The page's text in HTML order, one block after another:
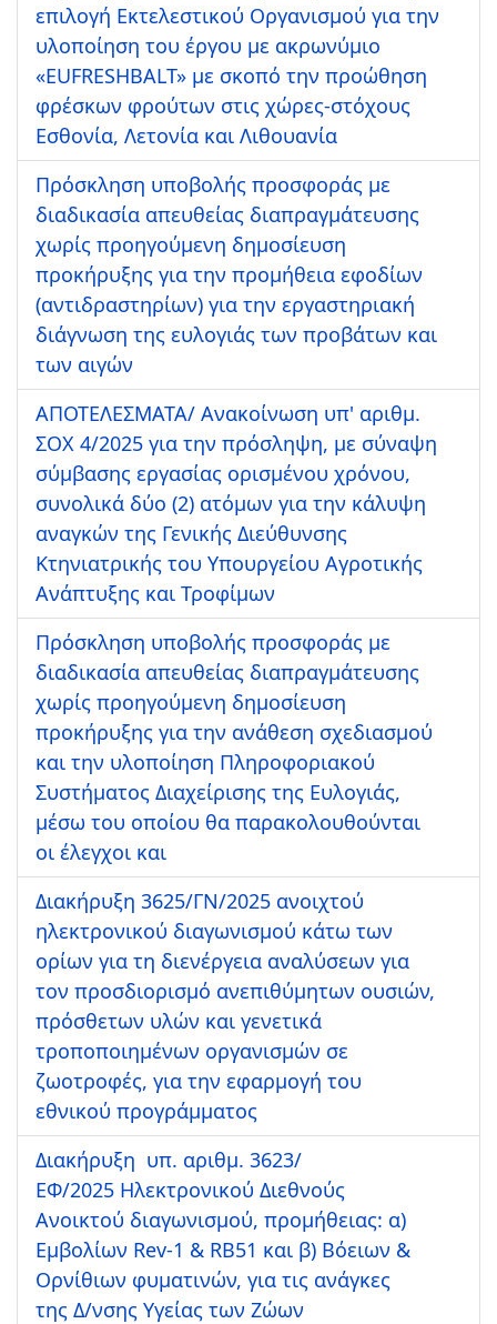
επιλογή Εκτελεστικού Οργανισμού για την
υλοποίηση του έργου με ακρωνύμιο
«EUFRESHBALT» με σκοπό την προώθηση
φρέσκων φρούτων στις χώρες-στόχους
Εσθονία, Λετονία και Λιθουανία
Πρόσκληση υποβολής προσφοράς με
διαδικασία απευθείας διαπραγμάτευσης
χωρίς προηγούμενη δημοσίευση
προκήρυξης για την προμήθεια εφοδίων
(αντιδραστηρίων) για την εργαστηριακή
διάγνωση της ευλογιάς των προβάτων και
των αιγών
ΑΠΟΤΕΛΕΣΜΑΤΑ/ Ανακοίνωση υπ' αριθμ.
ΣΟΧ 4/2025 για την πρόσληψη, με σύναψη
σύμβασης εργασίας ορισμένου χρόνου,
συνολικά δύο (2) ατόμων για την κάλυψη
αναγκών της Γενικής Διεύθυνσης
Κτηνιατρικής του Υπουργείου Αγροτικής
Ανάπτυξης και Τροφίμων
Πρόσκληση υποβολής προσφοράς με
διαδικασία απευθείας διαπραγμάτευσης
χωρίς προηγούμενη δημοσίευση
προκήρυξης για την ανάθεση σχεδιασμού
και την υλοποίηση Πληροφοριακού
Συστήματος Διαχείρισης της Ευλογιάς,
μέσω του οποίου θα παρακολουθούνται
οι έλεγχοι και
Διακήρυξη 3625/ΓΝ/2025 ανοιχτού
ηλεκτρονικού διαγωνισμού κάτω των
ορίων για τη διενέργεια αναλύσεων για
τον προσδιορισμό ανεπιθύμητων ουσιών,
πρόσθετων υλών και γενετικά
τροποποιημένων οργανισμών σε
ζωοτροφές, για την εφαρμογή του
εθνικού προγράμματος
Διακήρυξη υπ. αριθμ. 3623/
ΕΦ/2025 Ηλεκτρονικού Διεθνούς
Ανοικτού διαγωνισμού, προμήθειας: α)
Εμβολίων Rev-1 & RB51 και β) Βόειων &
Ορνίθιων φυματινών, για τις ανάγκες
της Δ/νσης Υγείας των Ζώων